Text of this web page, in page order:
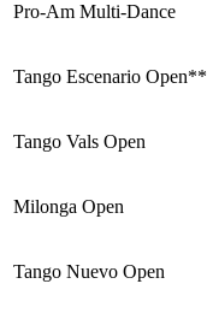
Pro-Am Multi-Dance
Tango Escenario Open**
Tango Vals Open
Milonga Open
Tango Nuevo Open